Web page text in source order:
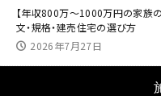
【年収800万～1000万円の家族
文・規格・建売住宅の選び方
2026年7月27日